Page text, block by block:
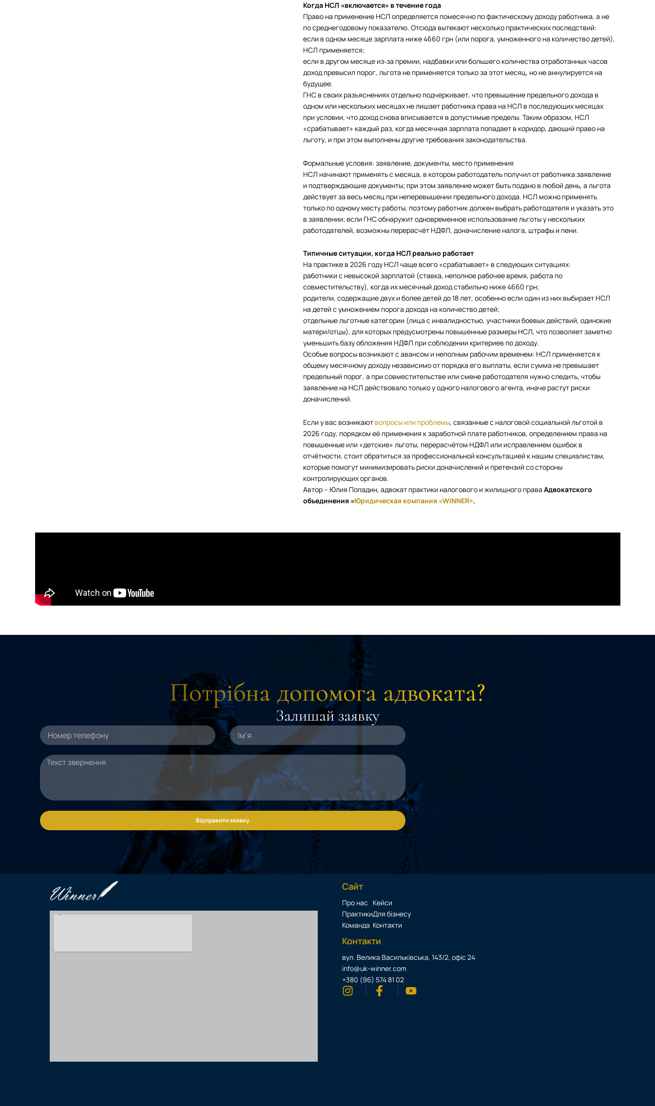
Когда НСЛ «включается» в течение года
Право на применение НСЛ определяется помесячно по фактическому доходу работника, а не
по среднегодовому показателю. Отсюда вытекают несколько практических последствий:
если в одном месяце зарплата ниже 4660 грн (или порога, умноженного на количество детей),
НСЛ применяется;
если в другом месяце из‑за премии, надбавки или большего количества отработанных часов
доход превысил порог, льгота не применяется только за этот месяц, но не аннулируется на
будущее.
ГНС в своих разъяснениях отдельно подчеркивает, что превышение предельного дохода в
одном или нескольких месяцах не лишает работника права на НСЛ в последующих месяцах
при условии, что доход снова вписывается в допустимые пределы. Таким образом, НСЛ
«срабатывает» каждый раз, когда месячная зарплата попадает в коридор, дающий право на
льготу, и при этом выполнены другие требования законодательства.
Формальные условия: заявление, документы, место применения
НСЛ начинают применять с месяца, в котором работодатель получил от работника заявление
и подтверждающие документы; при этом заявление может быть подано в любой день, а льгота
действует за весь месяц при неперевышении предельного дохода. НСЛ можно применять
только по одному месту работы, поэтому работник должен выбрать работодателя и указать это
в заявлении; если ГНС обнаружит одновременное использование льготы у нескольких
работодателей, возможны перерасчёт НДФЛ, доначисление налога, штрафы и пени.
Типичные ситуации, когда НСЛ реально работает
На практике в 2026 году НСЛ чаще всего «срабатывает» в следующих ситуациях:
работники с невысокой зарплатой (ставка, неполное рабочее время, работа по
совместительству), когда их месячный доход стабильно ниже 4660 грн;
родители, содержащие двух и более детей до 18 лет, особенно если один из них выбирает НСЛ
на детей с умножением порога дохода на количество детей;
отдельные льготные категории (лица с инвалидностью, участники боевых действий, одинокие
матери/отцы), для которых предусмотрены повышенные размеры НСЛ, что позволяет заметно
уменьшить базу обложения НДФЛ при соблюдении критериев по доходу.
Особые вопросы возникают с авансом и неполным рабочим временем: НСЛ применяется к
общему месячному доходу независимо от порядка его выплаты, если сумма не превышает
предельный порог, а при совместительстве или смене работодателя нужно следить, чтобы
заявление на НСЛ действовало только у одного налогового агента, иначе растут риски
доначислений.
Если у вас возникают вопросы или проблемы, связанные с налоговой социальной льготой в
2026 году, порядком её применения к заработной плате работников, определением права на
повышенные или «детские» льготы, перерасчётом НДФЛ или исправлением ошибок в
отчётности, стоит обратиться за профессиональной консультацией к нашим специалистам,
которые помогут минимизировать риски доначислений и претензий со стороны
контролирующих органов.
Автор – Юлия Попадин, адвокат практики налогового и жилищного права Адвокатского
объединения «Юридическая компания «WINNER».
Потрібна допомога адвоката?
Залишай заявку
Відправити заявку
Сайт
Про нас
Практики
Команда
Кейси
Для бізнесу
Контакти
Контакти
вул. Велика Васильківська, 143/2, офіс 24
info@uk-winner.com
+380 (96) 574 81 02